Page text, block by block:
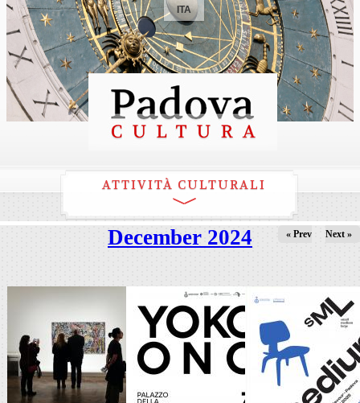
ITA
ATTIVITÀ CULTURALI
December 2024 « Prev Next »